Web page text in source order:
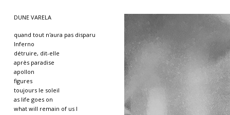
DUNE VARELA
quand tout n'aura pas disparu
Inferno
détruire, dit-elle
après paradise
apollon
figures
toujours le soleil
as life goes on
what will remain of us I